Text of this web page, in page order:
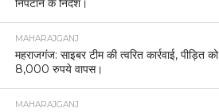
निपटाने के निर्देश।
MAHARAJGANJ
महराजगंज: साइबर टीम की त्वरित कार्रवाई, पीड़ित को
8,000 रुपये वापस।
MAHARAJGANJ